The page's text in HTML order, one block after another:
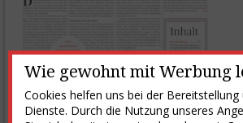
Wie gewohnt mit Werbung
Cookies helfen uns bei der Bereitstellung
Dienste. Durch die Nutzung unseres